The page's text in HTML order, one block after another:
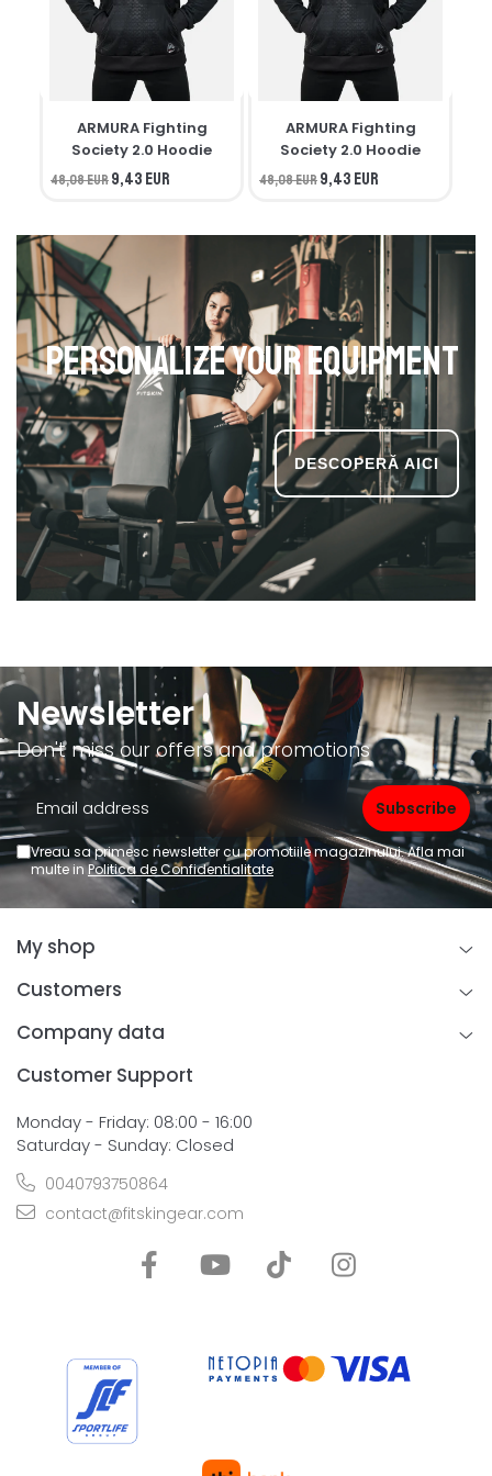
ARMURA Fighting
Society 2.0 Hoodie
48,08 EUR9,43 EUR
ARMURA Fighting
Society 2.0 Hoodie
48,08 EUR9,43 EUR
Personalize your equipment
Newsletter
Don't miss our offers and promotions
Vreau sa primesc newsletter cu promotiile magazinului. Afla mai
multe inPolitica de Confidentialitate
My shop
Customers
Company data
Customer Support
Monday - Friday: 08:00 - 16:00
Saturday - Sunday: Closed
0040793750864
contact@fitskingear.com